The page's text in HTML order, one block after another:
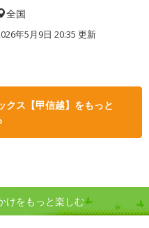
全国
年5月9日 20:35 更新
クス【甲信越】をもっと
けをもっと楽しむ